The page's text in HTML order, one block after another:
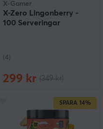
X-Gamer
X-Zero Lingonberry -
100 Serveringar
(4)
299 kr
SPARA 14%